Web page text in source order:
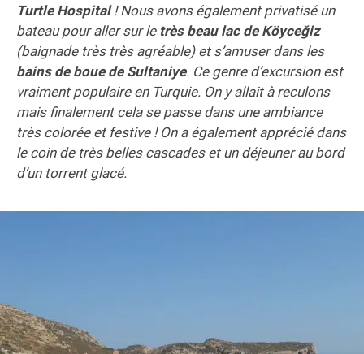
Turtle Hospital! Nous avons également privatisé un
bateau pour aller sur le très beau lac de Köyceğiz
(baignade très très agréable) et s’amuser dans les
bains de boue de Sultaniye. Ce genre d’excursion est
vraiment populaire en Turquie. On y allait à reculons
mais finalement cela se passe dans une ambiance
très colorée et festive ! On a également apprécié dans
le coin de très belles cascades et un déjeuner au bord
d’un torrent glacé.